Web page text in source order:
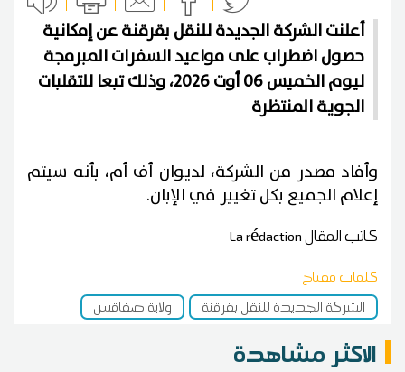
أعلنت الشركة الجديدة للنقل بقرقنة عن إمكانية
حصول اضطراب على مواعيد السفرات المبرمجة
ليوم الخميس 06 أوت 2026، وذلك تبعا للتقلبات
الجوية المنتظرة
وأفاد مصدر من الشركة، لديوان أف أم، بأنه سيتم
إعلام الجميع بكل تغيير في الإبان.
كاتب المقالLa rédaction
كلمات مفتاح
الشركة الجديدة للنقل بقرقنة
ولاية صفاقس
الاكثر مشاهدة